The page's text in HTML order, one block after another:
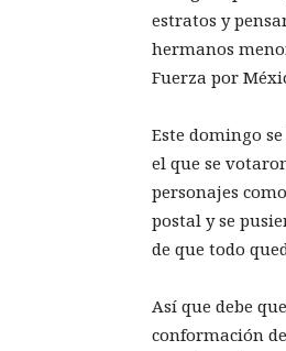
estratos y
hermanos
Fuerza por
Este domingo
el que se
personajes
postal y se
de que todo
Así que debe
conformación